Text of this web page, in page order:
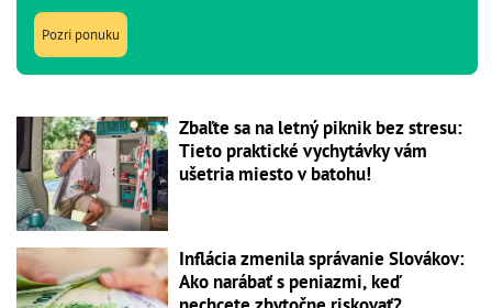
Pozri ponuku
Zbaľte sa na letný piknik bez stresu:
Tieto praktické vychytávky vám
ušetria miesto v batohu!
Inflácia zmenila správanie Slovákov:
Ako narábať s peniazmi, keď